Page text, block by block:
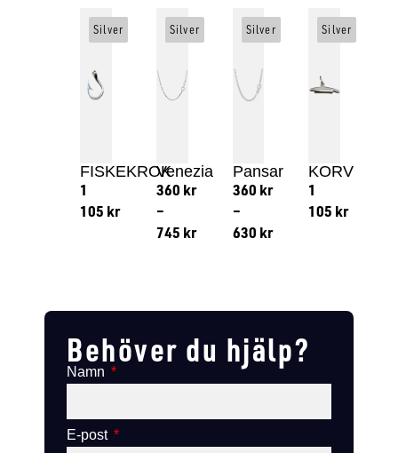
FISKEKROK
1
105 kr
Silver
Venezia
360 kr
–
745 kr
Silver
Pansar
360 kr
–
630 kr
Silver
KORV
1
105 kr
Silver
Behöver du hjälp?
Namn
E-post